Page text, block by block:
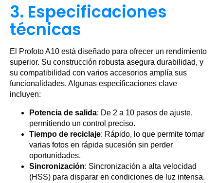
3. Especificaciones
técnicas
El Profoto A10 está diseñado para ofrecer un rendimiento
superior. Su construcción robusta asegura durabilidad, y
su compatibilidad con varios accesorios amplía sus
funcionalidades. Algunas especificaciones clave
incluyen:
Potencia de salida: De 2 a 10 pasos de ajuste,
permitiendo un control preciso.
Tiempo de reciclaje: Rápido, lo que permite tomar
varias fotos en rápida sucesión sin perder
oportunidades.
Sincronización: Sincronización a alta velocidad
(HSS) para disparar en condiciones de luz intensa.